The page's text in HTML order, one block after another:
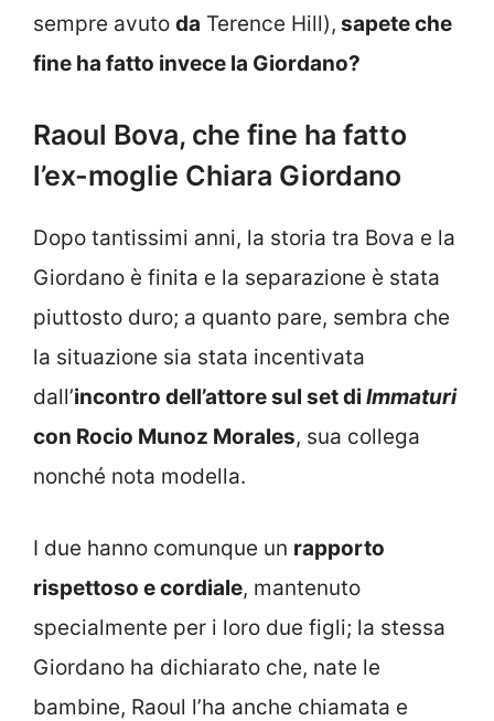
sempre avuto da Terence Hill), sapete che
fine ha fatto invece la Giordano?
Raoul Bova, che fine ha fatto
l’ex-moglie Chiara Giordano
Dopo tantissimi anni, la storia tra Bova e la
Giordano è finita e la separazione è stata
piuttosto duro; a quanto pare, sembra che
la situazione sia stata incentivata
dall’incontro dell’attore sul set di Immaturi
con Rocio Munoz Morales, sua collega
nonché nota modella.
I due hanno comunque un rapporto
rispettoso e cordiale, mantenuto
specialmente per i loro due figli; la stessa
Giordano ha dichiarato che, nate le
bambine, Raoul l’ha anche chiamata e